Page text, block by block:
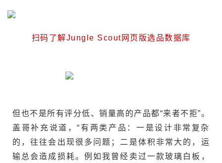
扫码了解Jungle Scout网页版选品数据库
但也不是所有评分低、销量高的产品都“来者不拒”。
盖哥补充说道，“有两类产品：一是设计非常复杂
的，往往会出现很多问题；二是体积非常大的，运
输总会造成损耗。例如我曾经卖过一款玻璃白板，